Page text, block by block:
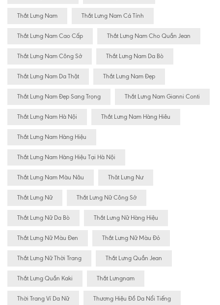
Thắt Lưng Nam Thắt Lưng Nam Cá Tính
Thắt Lưng Nam Cao Cấp Thắt Lưng Nam Cho Quần Jean
Thắt Lưng Nam Công Sở Thắt Lưng Nam Da Bò
Thắt Lưng Nam Da Thật Thắt Lưng Nam Đẹp
Thắt Lưng Nam Đẹp Sang Trọng Thắt Lưng Nam Gianni Conti
Thắt Lưng Nam Hà Nội Thắt Lưng Nam Hàng Hiêu
Thắt Lưng Nam Hàng Hiệu
Thắt Lưng Nam Hàng Hiệu Tại Hà Nội
Thắt Lưng Nam Màu Nâu Thăt Lưng Nư
Thắt Lưng Nữ Thắt Lưng Nữ Công Sở
Thắt Lưng Nữ Da Bò Thắt Lưng Nữ Hàng Hiệu
Thắt Lưng Nữ Màu Đen Thắt Lưng Nữ Màu Đỏ
Thắt Lưng Nữ Thời Trang Thắt Lưng Quần Jean
Thắt Lưng Quần Kaki Thắt Lưngnam
Thời Trang Ví Da Nữ Thương Hiệu Đồ Da Nổi Tiếng